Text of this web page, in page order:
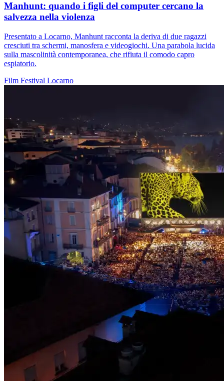
Manhunt: quando i figli del computer cercano la
salvezza nella violenza
Presentato a Locarno, Manhunt racconta la deriva di due ragazzi
cresciuti tra schermi, manosfera e videogiochi. Una parabola lucida
sulla mascolinità contemporanea, che rifiuta il comodo capro
espiatorio.
Film Festival Locarno